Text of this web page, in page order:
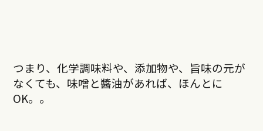
つまり、化学調味料や、添加物や、旨味の元が
なくても、味噌と醬油があれば、ほんとに
OK。。